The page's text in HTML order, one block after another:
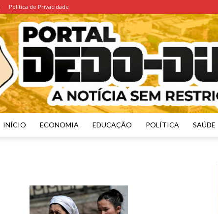
Política de Privacidade
Dedo
INÍCIO ECONOMIA EDUCAÇÃO POLÍTICA SAÚDE